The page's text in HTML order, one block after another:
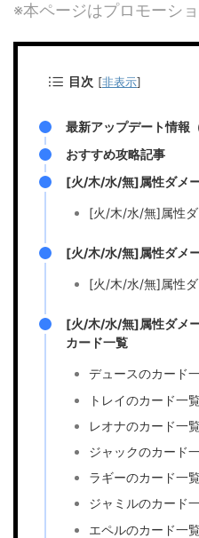
※本ページはプロモーシ
目次 [非表示]
最新アップデート情報
おすすめ攻略記事
[火/木/水/無]属性ダメ
[火/木/水/無]属性
[火/木/水/無]属性ダメ
[火/木/水/無]属性
[火/木/水/無]属性ダメ
カード一覧
デュースのカード
トレイのカード一
レオナのカード一
ジャックのカード
ラギーのカード一
ジャミルのカード
エペルのカード一